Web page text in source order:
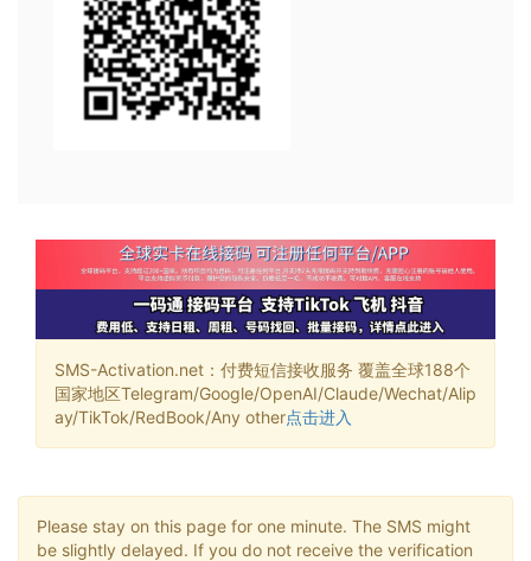
SMS-Activation.net：付费短信接收服务 覆盖全球188个
国家地区Telegram/Google/OpenAI/Claude/Wechat/Alip
ay/TikTok/RedBook/Any other点击进入
Please stay on this page for one minute. The SMS might
be slightly delayed. If you do not receive the verification